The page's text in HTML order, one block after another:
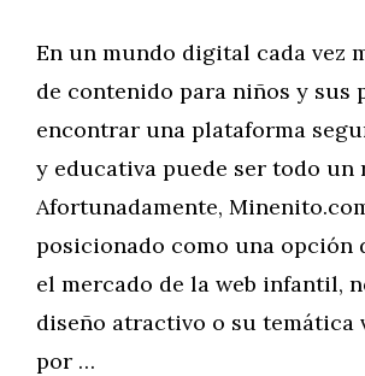
En un mundo digital cada vez
de contenido para niños y sus
encontrar una plataforma
y educativa puede ser todo un
Afortunadamente,
posicionado como una opción
el mercado de la web infantil,
diseño atractivo o su temática
por …